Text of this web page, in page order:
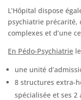
L’Hôpital dispose
psychiatrie précarité,
complexes et d’une
En Pédo-Psychiatrie
une unité
8 structures extra-
spécialisée et ses 2